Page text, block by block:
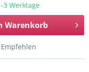
Werktage
Warenkorb
Empfehlen